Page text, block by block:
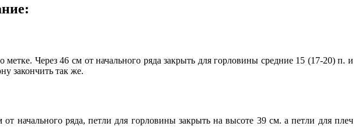
метке. Через 46 см от начального ряда закрыть для горловины средние 15 (17-20) п. и
закончить так же.
начального ряда, петли для горловины закрыть на высоте 39 см. а петли для плеч